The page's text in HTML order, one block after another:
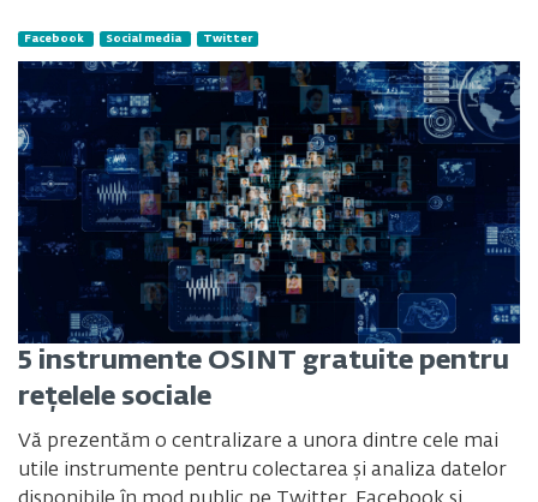
Facebook Social media Twitter
5 instrumente OSINT gratuite pentru
rețelele sociale
Vă prezentăm o centralizare a unora dintre cele mai
utile instrumente pentru colectarea și analiza datelor